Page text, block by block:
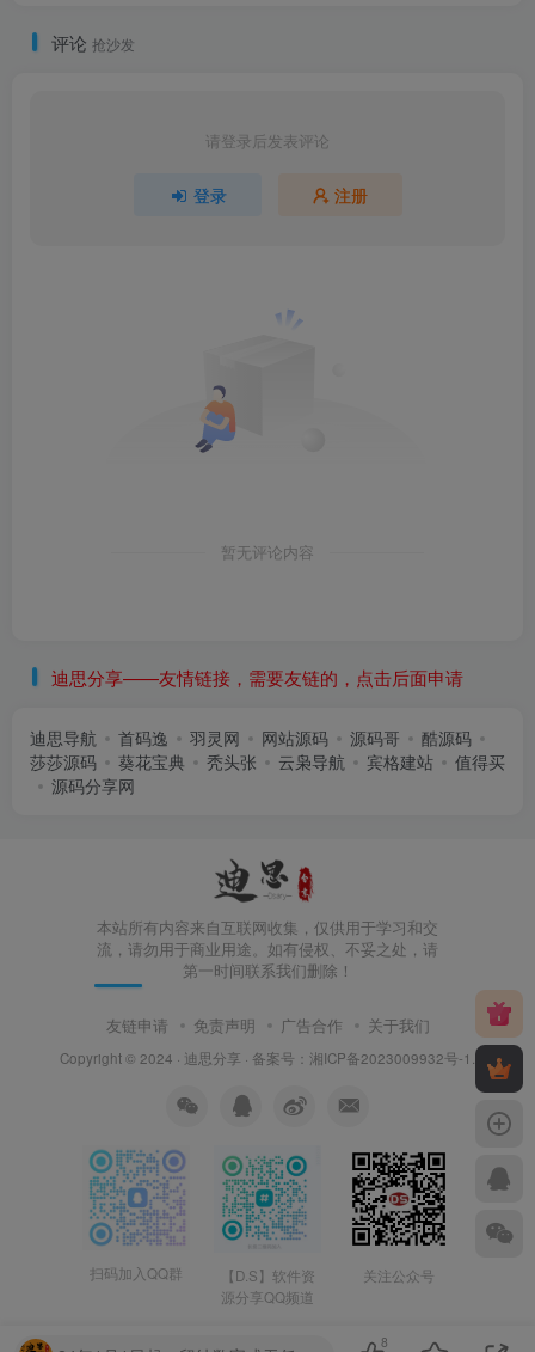
评论 抢沙发
请登录后发表评论
登录 注册
暂无评论内容
迪思分享——友情链接，需要友链的，点击后面申请
迪思导航 首码逸 羽灵网 网站源码 源码哥
酷源码
莎莎源码
葵花宝典 秃头张 云枭导航 宾格建站
值得买
源码分享网
本站所有内容来自互联网收集，仅供用于学习和交
流，请勿用于商业用途。如有侵权、不妥之处，请
第一时间联系我们删除！
友链申请 免责声明 广告合作 关于我们
Copyright © 2024 · 迪思分享 · 备案号： 湘ICP备2023009932号-1
扫码加入QQ群
【D.S】软件资
源分享QQ频道
关注公众号
8